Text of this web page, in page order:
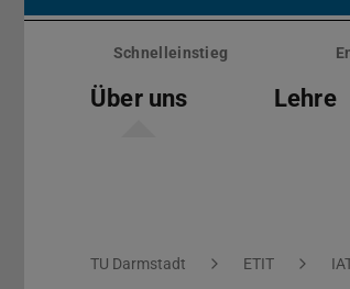
Menü
überspringenSchnelleinstieg
Über uns Lehre
Sie befinden sich hier:
TU Darmstadt ETIT